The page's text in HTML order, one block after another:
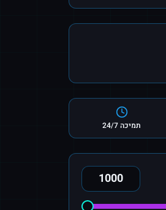
תמיכה 24/7